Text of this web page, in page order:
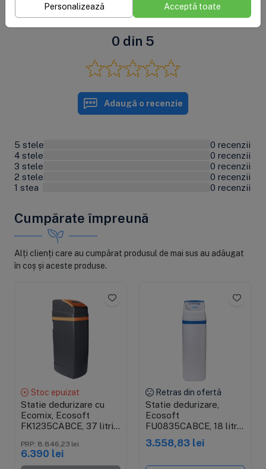
0 din 5
Adaugă o recenzie
5 stele
0 recenzii
4 stele
0 recenzii
3 stele
0 recenzii
2 stele
0 recenzii
1 stea
0 recenzii
Cumpărate împreună
Alți clienți care au cumpărat produsul de mai sus au adăugat
în coș și aceste produse.
Stoc epuizat
Statie dedurizare cu
Ecomix, Ecosoft
FK1235CABCE, 37 litri
cabinet premium
PRP: 8.846,23 lei
6.390 lei
Retras din ofertă
Statie dedurizare,
Ecosoft
FU0835CABCE, 18 litri
rasina Dowex HCRS/C,
cabinet premium
3.558,83 lei
Personalizează Acceptă toate